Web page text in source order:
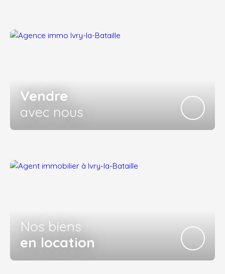
Vendre
avec nous
Nos biens
en location